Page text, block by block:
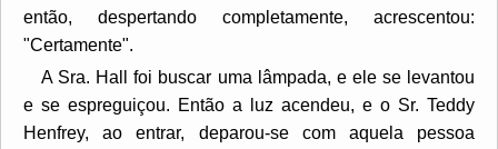
então, despertando completamente, acrescentou:
"Certamente".
A Sra. Hall foi buscar uma lâmpada, e ele se levantou
e se espreguiçou. Então a luz acendeu, e o Sr. Teddy
Henfrey, ao entrar, deparou-se com aquela pessoa